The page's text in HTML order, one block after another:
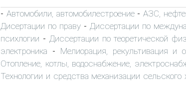
- Автомобили, автомобилестроение-АЗС,
Дисертации по праву- Диссертации по
психлогии - Диссертации по теоретической
электроника - Мелиорация, рекультивация и
Отопление, котлы, водоснабжение,
Технологии и средства механизации сельского